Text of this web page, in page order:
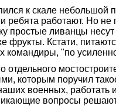
к скале небольшой
ребята работают. Но не
простые ливанцы
фрукты. Кстати,
командиры, "по
отдельного
которым поручил
военных, работать
вопросы